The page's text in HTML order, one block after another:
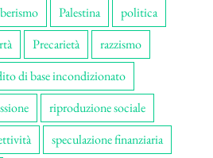
Palestina
politica
Precarietà
razzismo
di base incondizionato
riproduzione sociale
speculazione finanziaria